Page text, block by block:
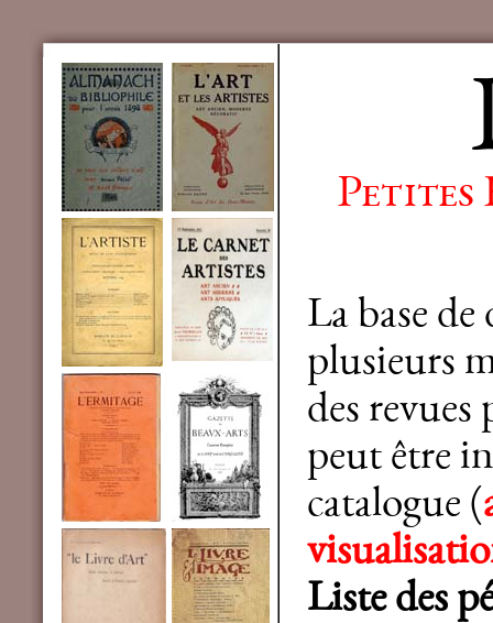
Petites
La base
plusieurs
des revues
peut être
catalogue (
Liste des